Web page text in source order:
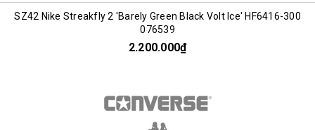
SZ42 Nike Streakfly 2 'Barely Green Black Volt Ice' HF6416-300
076539
2.200.000₫